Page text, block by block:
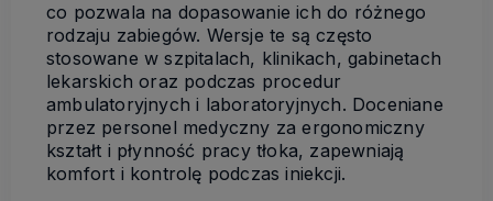
co pozwala na dopasowanie ich do różnego
rodzaju zabiegów. Wersje te są często
stosowane w szpitalach, klinikach, gabinetach
lekarskich oraz podczas procedur
ambulatoryjnych i laboratoryjnych. Doceniane
przez personel medyczny za ergonomiczny
kształt i płynność pracy tłoka, zapewniają
komfort i kontrolę podczas iniekcji.